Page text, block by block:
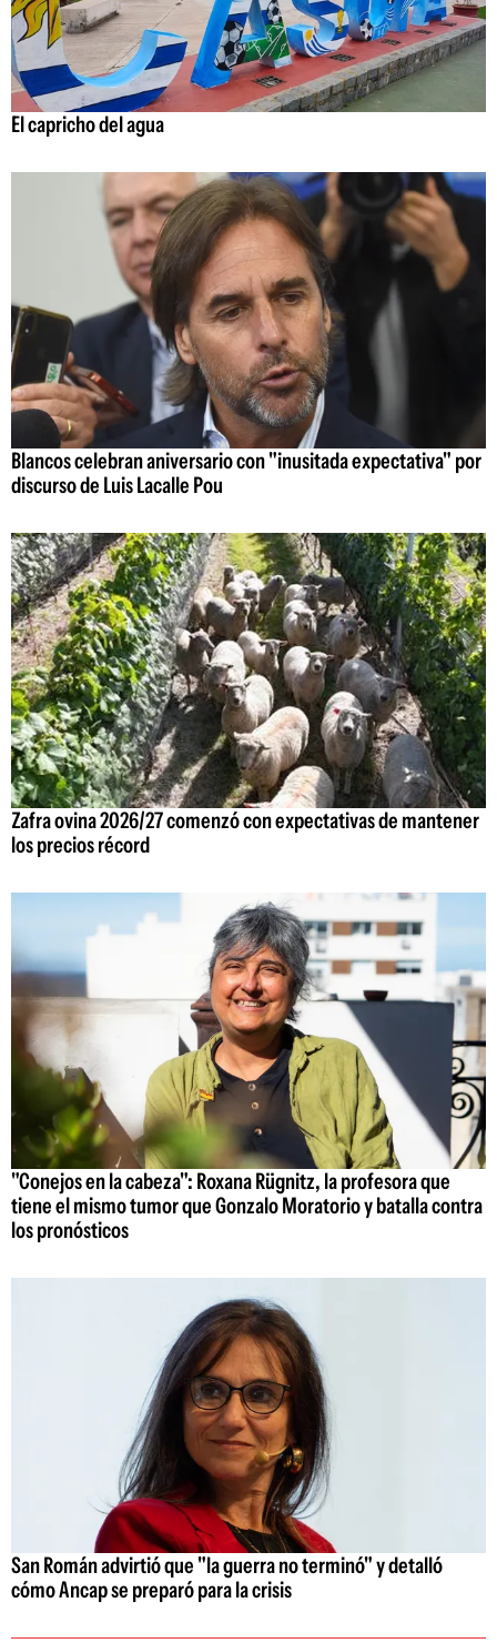
El capricho del agua
Blancos celebran aniversario con "inusitada expectativa" por
discurso de Luis Lacalle Pou
Zafra ovina 2026/27 comenzó con expectativas de mantener
los precios récord
"Conejos en la cabeza": Roxana Rügnitz, la profesora que
tiene el mismo tumor que Gonzalo Moratorio y batalla contra
los pronósticos
San Román advirtió que "la guerra no terminó" y detalló
cómo Ancap se preparó para la crisis